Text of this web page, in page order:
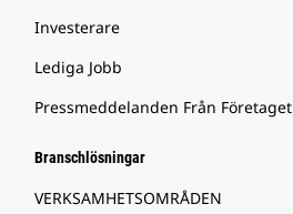
Investerare
Lediga Jobb
Pressmeddelanden Från Företaget
Branschlösningar
VERKSAMHETSOMRÅDEN